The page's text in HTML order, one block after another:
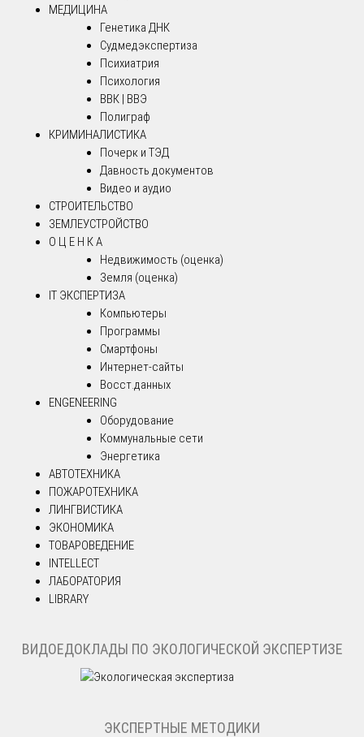
МЕДИЦИНА
Генетика ДНК
Судмедэкспертиза
Психиатрия
Психология
ВВК | ВВЭ
Полиграф
КРИМИНАЛИСТИКА
Почерк и ТЭД
Давность документов
Видео и аудио
СТРОИТЕЛЬСТВО
ЗЕМЛЕУСТРОЙСТВО
О Ц Е Н К А
Недвижимость (оценка)
Земля (оценка)
IT ЭКСПЕРТИЗА
Компьютеры
Программы
Смартфоны
Интернет-сайты
Восст.данных
ENGENEERING
Оборудование
Коммунальные сети
Энергетика
АВТОТЕХНИКА
ПОЖАРОТЕХНИКА
ЛИНГВИСТИКА
ЭКОНОМИКА
ТОВАРОВЕДЕНИЕ
INTELLECT
ЛАБОРАТОРИЯ
LIBRARY
ВИДОЕДОКЛАДЫ ПО ЭКОЛОГИЧЕСКОЙ ЭКСПЕРТИЗЕ
ЭКСПЕРТНЫЕ МЕТОДИКИ